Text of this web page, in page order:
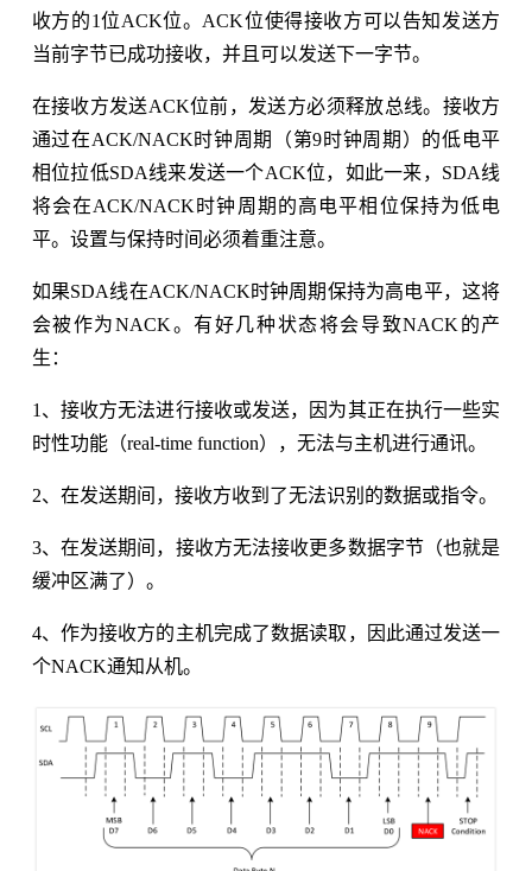
收方的1位ACK位。ACK位使得接收方可以告知发送方
当前字节已成功接收，并且可以发送下一字节。
在接收方发送ACK位前，发送方必须释放总线。接收方
通过在ACK/NACK时钟周期（第9时钟周期）的低电平
相位拉低SDA线来发送一个ACK位，如此一来，SDA线
将会在ACK/NACK时钟周期的高电平相位保持为低电
平。设置与保持时间必须着重注意。
如果SDA线在ACK/NACK时钟周期保持为高电平，这将
会被作为NACK。有好几种状态将会导致NACK的产
生：
1、接收方无法进行接收或发送，因为其正在执行一些实
时性功能（real-time function），无法与主机进行通讯。
2、在发送期间，接收方收到了无法识别的数据或指令。
3、在发送期间，接收方无法接收更多数据字节（也就是
缓冲区满了）。
4、作为接收方的主机完成了数据读取，因此通过发送一
个NACK通知从机。